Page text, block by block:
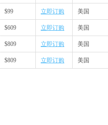
$99 立即订购 美国
$609 立即订购 美国
$809 立即订购 美国
$809 立即订购 美国